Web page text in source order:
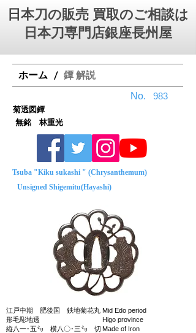
日本刀の販売 買取のご相談は
日本刀専門店銀座⻑州屋
ホーム / 鐔 解説
No.
無銘 林重光
Tsuba "Kiku sukashi " (Chrysanthemum)
Unsigned Shigemitu(Hayashi)
江戸中期 肥後国 鉄地菊花丸
形毛彫地透
縦八一･五㍉ 横八〇･三㍉ 切
Mid Edo period
Higo province
Made of Iron
菊透図鐔
983